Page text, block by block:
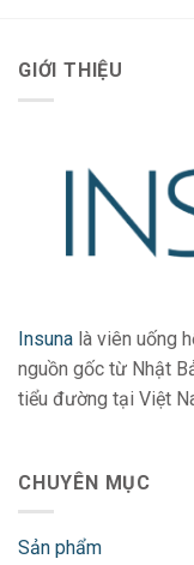
GIỚI THIỆU
Insuna là viên uống
nguồn gốc từ Nhật
tiểu đường tại Việt
CHUYÊN MỤC
Sản phẩm